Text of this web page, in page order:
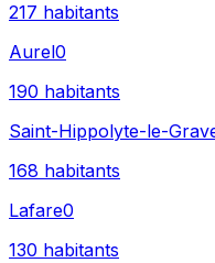
217 habitants
Aurel0
190 habitants
Saint-Hippolyte-le-
168 habitants
Lafare0
130 habitants